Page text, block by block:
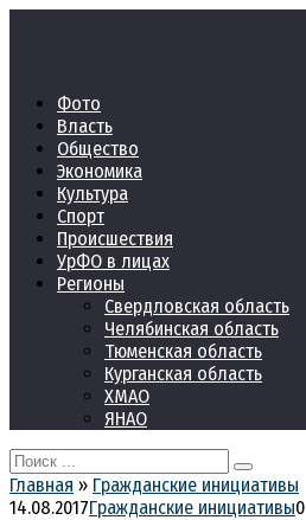
Фото
Власть
Общество
Экономика
Культура
Спорт
Происшествия
УрФО в лицах
Регионы
Свердловская область
Челябинская область
Тюменская область
Курганская область
ХМАО
ЯНАО
Search
for:
Главная » Гражданские инициативы
14.08.2017Гражданские инициативы0